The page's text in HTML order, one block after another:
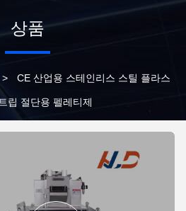
상품
> CE 산업용 스테인리스 스틸 플라스
립 절단용 펠레티제